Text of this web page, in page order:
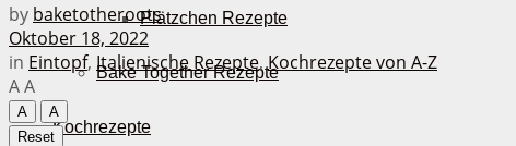
Plätzchen Rezepte
Bake Together Rezepte
Kochrezepte
by baketotheroots
Oktober 18, 2022
in Eintopf, Italienische Rezepte,Kochrezepte von A-Z
AA
A
A
Reset